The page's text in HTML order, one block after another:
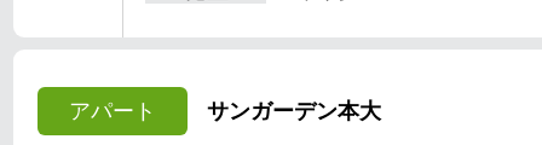
アパート サンガーデン本大